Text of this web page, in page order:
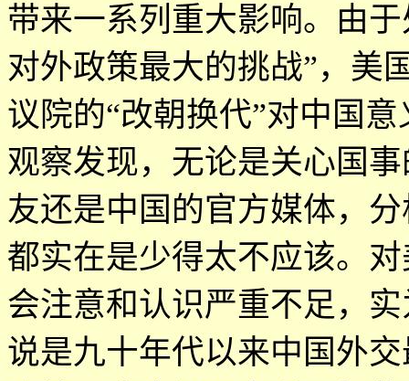
带来一系列重大影响。由
对外政策最大的挑战”，美
议院的“改朝换代”对中国
观察发现，无论是关心国
友还是中国的官方媒体，
都实在是少得太不应该。
会注意和认识严重不足，
说是九十年代以来中国外